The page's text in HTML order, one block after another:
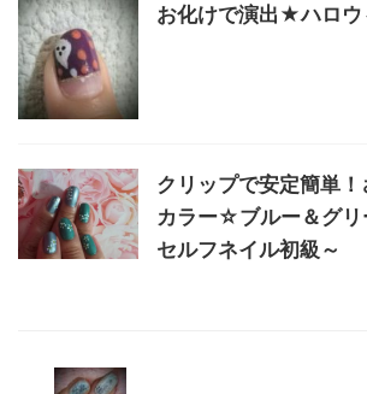
お化けで演出★ハロウ
クリップで安定簡単
カラー☆ブルー＆グリ
セルフネイル初級～